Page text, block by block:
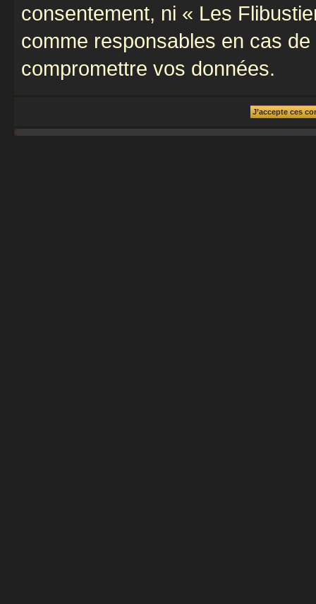
consentement, ni « Les
comme responsables en cas
compromettre vos données.